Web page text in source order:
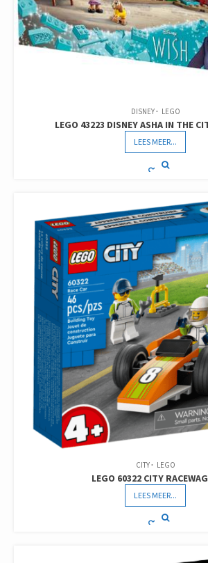
DISNEY LEGO
LEGO 43223 DISNEY ASHA IN THE
LEES MEER...
CITY LEGO
LEGO 60322 CITY
LEES MEER...